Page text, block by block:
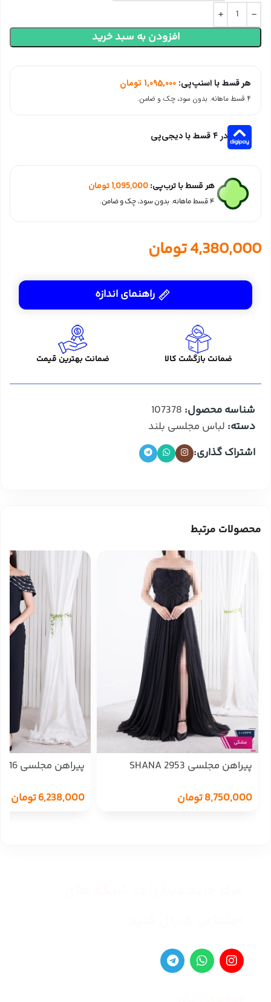
افزودن به سبد خرید
هر قسط با اسنپ‌پی: 1,095,000 تومان
۴ قسط ماهانه. بدون سود، چک و ضامن.
در ۴ قسط با دیجی‌پی
هر قسط با ترب‌پی:1,095,000تومان
۴ قسط ماهانه. بدون سود، چک و ضامن.
4,380,000تومان
راهنمای اندازه
ضمانت بازگشت کالا ضمانت بهترین قیمت
شناسه محصول: 107378
دسته: لباس مجلسی بلند
اشتراک گذاری:
محصولات مرتبط
پیراهن مجلسی SHANA 2953
8,750,000تومان
پیراهن مجلسی SHANA 3016
6,238,000تومان